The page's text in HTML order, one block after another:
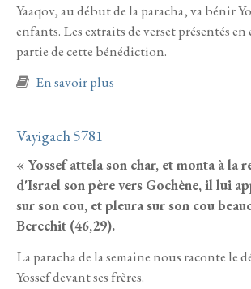
Yaaqov, au début de la paracha, va bénir
enfants. Les extraits de verset présentés
partie de cette bénédiction.
En savoir plus
Vayigach 5781
« Yossef attela son char, et monta à la
d'Israel son père vers Gochène, il lui
sur son cou, et pleura sur son cou
Berechit (46,29).
La paracha de la semaine nous raconte le
Yossef devant ses frères.